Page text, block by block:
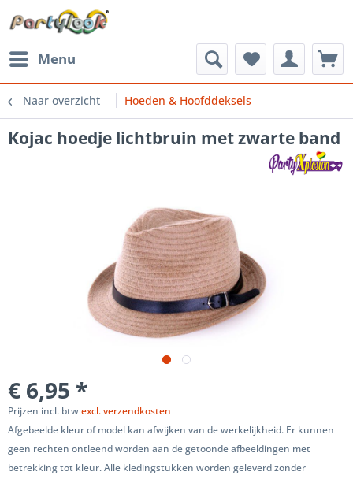
Menu
Naar overzicht Hoeden & Hoofddeksels
Kojac hoedje lichtbruin met zwarte band
€ 6,95 *
Prijzen incl. btwexcl. verzendkosten
Afgebeelde kleur of model kan afwijken van de werkelijkheid. Er kunnen
geen rechten ontleend worden aan de getoonde afbeeldingen met
betrekking tot kleur. Alle kledingstukken worden geleverd zonder